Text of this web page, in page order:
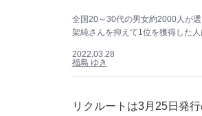
全国20～30代の男女約2000人が
架純さんを抑えて1位を獲得した
2022.03.28
福島 ゆき
リクルートは3月25日発